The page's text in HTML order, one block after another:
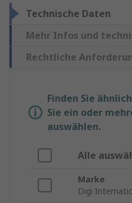
Technische Daten
Mehr Infos und
Rechtliche
Finden Sie
Sie ein oder
auswählen.
Alle
Marke
Digi